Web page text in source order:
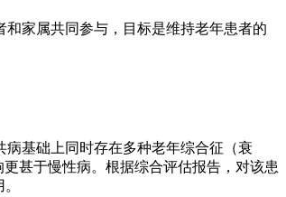
家属共同参与，目标是维持老年患者的
基础上同时存在多种老年综合征（衰
甚于慢性病。根据综合评估报告，对该患